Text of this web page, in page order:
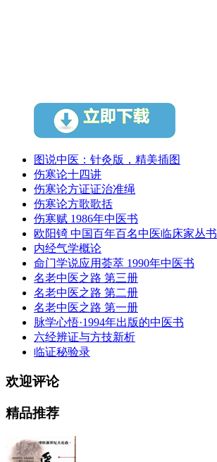
图说中医：针灸版，精美插图
伤寒论十四讲
伤寒论方证证治准绳
伤寒论方歌歌括
伤寒赋 1986年中医书
欧阳锜 中国百年百名中医临床家丛书
内经气学概论
命门学说应用荟萃 1990年中医书
名老中医之路 第三册
名老中医之路 第二册
名老中医之路 第一册
脉学心悟·1994年出版的中医书
六经辨证与方技新析
临证秘验录
欢迎评论
精品推荐